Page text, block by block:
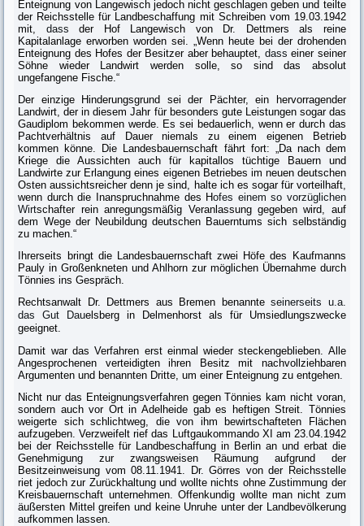
Enteignung von Langewisch jedoch nicht geschlagen geben und teilte
der Reichsstelle für Land­beschaffung mit Schreiben vom 19.03.1942
mit, dass der Hof Langewisch von Dr. Dettmers als reine
Kapitalanlage erworben worden sei. „Wenn heute bei der drohenden
Enteignung des Hofes der Besitzer aber behauptet, dass einer sei­ner
Söhne wieder Landwirt werden solle, so sind das absolut
ungefangene Fische.“
Der einzige Hinderungsgrund sei der Pächter, ein hervorragender
Landwirt, der in diesem Jahr für besonders gute Leistungen sogar das
Gaudiplom bekom­men werde. Es sei bedauerlich, wenn er durch das
Pachtverhältnis auf Dauer niemals zu einem eigenen Betrieb
kommen könne. Die Landesbauernschaft fährt fort: „Da nach dem
Kriege die Aussichten auch für kapitallos tüchtige Bauern und
Landwirte zur Erlangung eines eigenen Betriebes im neuen deut­schen
Osten aussichtsreicher denn je sind, halte ich es sogar für vorteilhaft,
wenn durch die Inanspruchnahme des Hofes einem so vorzüglichen
Wirtschafter rein anregungsmäßig Veranlassung gegeben wird, auf
dem Wege der Neubildung deutschen Bauerntums sich selbständig
zu machen.“
Ihrerseits bringt die Landesbauernschaft zwei Höfe des Kaufmanns
Pauly in Großenkneten und Ahlhorn zur möglichen Übernahme durch
Tönnies ins Gespräch.
Rechtsanwalt Dr. Dettmers aus Bremen benannteseinerseits u.a.
das Gut Dauelsberg in Delmenhorst als für Umsiedlungszwecke
geeignet.
Damit war das Verfahren erst einmal wieder steckengeblieben. Alle
Angespro­chenen verteidigten ihren Besitz mit nachvollziehbaren
Argumenten und benannten Dritte, um einer Enteignung zu entgehen.
Nicht nur das Enteignungsverfahren gegen Tönnies kam nicht voran,
sondern auch vor Ort in Adelheide gab es heftigen Streit. Tönnies
weigerte sich schlichtweg, die von ihm bewirtschafteten Flächen
aufzugeben. Verzweifelt rief das Luftgaukommando XI am 23.04.1942
bei der Reichsstelle für Landbe­schaffung in Berlin an und erbat die
Genehmigung zur zwangsweisen Räu­mung aufgrund der
Besitzeinweisung vom 08.11.1941. Dr. Görres von der Reichsstelle
riet jedoch zur Zurückhaltung und wollte nichts ohne Zustim­mung der
Kreisbauernschaft unternehmen. Offenkundig wollte man nicht zum
äußersten Mittel greifen und keine Unruhe unter der Landbevölkerung
aufkommen lassen.